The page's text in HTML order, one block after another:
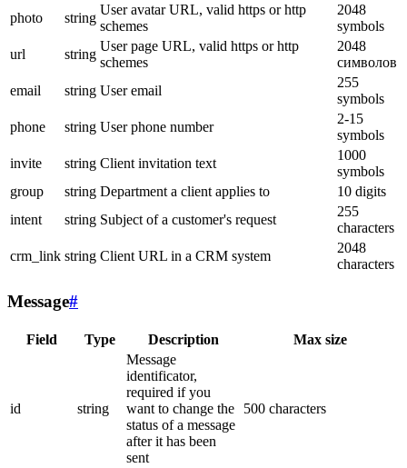
photo
string
User avatar URL, valid https or http
schemes
2048
symbols
url
string
User page URL, valid https or http
schemes
2048
символов
email
string User email
255
symbols
phone
string User phone number
2-15
symbols
invite
string Client invitation text
1000
symbols
group
string Department a client applies to
10 digits
intent
string Subject of a customer's request
255
characters
crm_link string Client URL in a CRM system
2048
characters
Message#
Field Type Description Max size
id string
Message
identificator,
required if you
want to change the
status of a message
after it has been
sent
500 characters